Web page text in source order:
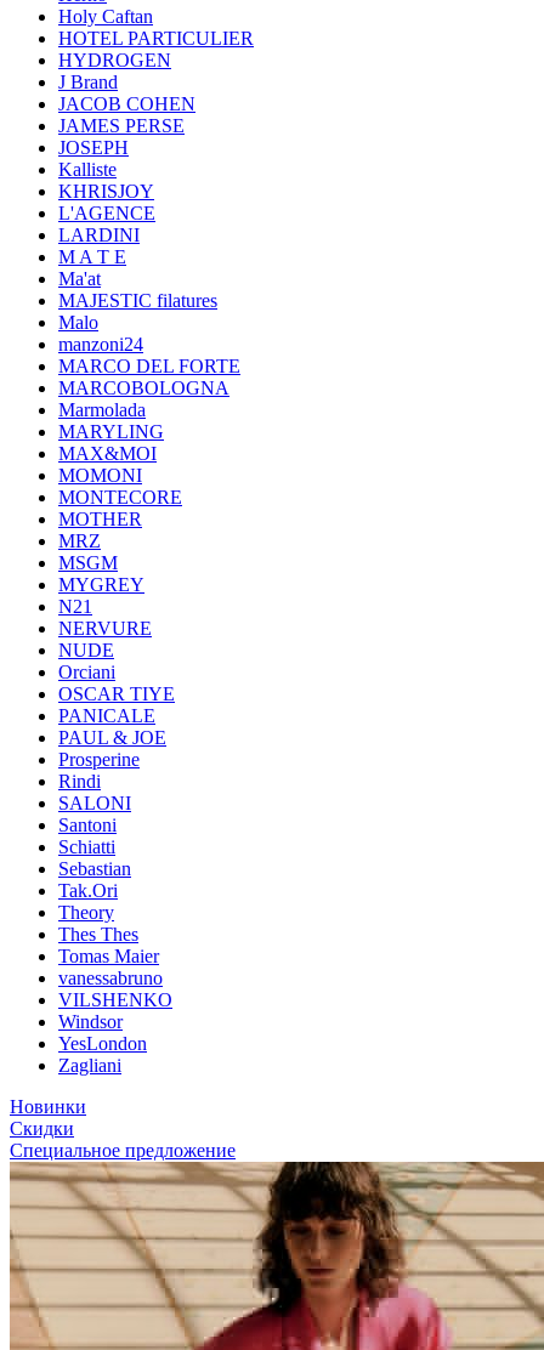
Holy Caftan
HOTEL PARTICULIER
HYDROGEN
J Brand
JACOB COHEN
JAMES PERSE
JOSEPH
Kalliste
KHRISJOY
L'AGENCE
LARDINI
M A T E
Ma'at
MAJESTIC filatures
Malo
manzoni24
MARCO DEL FORTE
MARCOBOLOGNA
Marmolada
MARYLING
MAX&MOI
MOMONI
MONTECORE
MOTHER
MRZ
MSGM
MYGREY
N21
NERVURE
NUDE
Orciani
OSCAR TIYE
PANICALE
PAUL & JOE
Prosperine
Rindi
SALONI
Santoni
Schiatti
Sebastian
Tak.Ori
Theory
Thes Thes
Tomas Maier
vanessabruno
VILSHENKO
Windsor
YesLondon
Zagliani
Новинки
Скидки
Специальное предложение